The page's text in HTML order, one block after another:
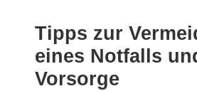
Tipps zur
eines Notfalls
Vorsorge